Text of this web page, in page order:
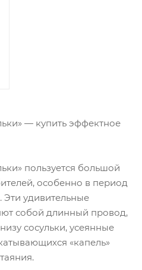
— купить эффектное
пользуется большой
особенно в период
Эти удивительные
собой длинный провод,
сосульки, усеянные
«капель»